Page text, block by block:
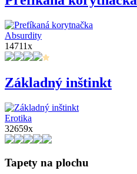
Absurdity
14711x
Základný inštinkt
Erotika
32659x
Tapety na plochu